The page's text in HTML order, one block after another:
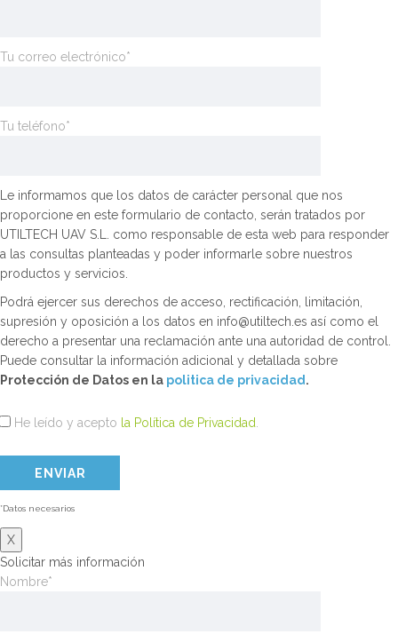
Tu correo electrónico*
Tu teléfono*
Le informamos que los datos de carácter personal que nos
proporcione en este formulario de contacto, serán tratados por
UTILTECH UAV S.L. como responsable de esta web para responder
a las consultas planteadas y poder informarle sobre nuestros
productos y servicios.
Podrá ejercer sus derechos de acceso, rectificación, limitación,
supresión y oposición a los datos en info@utiltech.es así como el
derecho a presentar una reclamación ante una autoridad de control.
Puede consultar la información adicional y detallada sobre
Protección de Datos en la politica de privacidad .
He leído y acepto la Política de Privacidad
*Datos necesarios
X
Solicitar más información
Nombre*